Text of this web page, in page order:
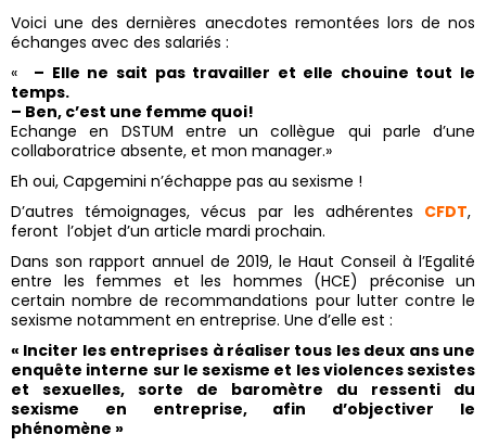
Voici une des dernières anecdotes remontées lors de nos
échanges avec des salariés :
« – Elle ne sait pas travailler et elle chouine tout le
temps.
– Ben, c’est une femme quoi!
Echange en DSTUM entre un collègue qui parle d’une
collaboratrice absente, et mon manager.»
Eh oui, Capgemini n’échappe pas au sexisme !
D’autres témoignages, vécus par les adhérentes CFDT,
feront l’objet d’un article mardi prochain.
Dans son rapport annuel de 2019, le Haut Conseil à l’Egalité
entre les femmes et les hommes (HCE) préconise un
certain nombre de recommandations pour lutter contre le
sexisme notamment en entreprise. Une d’elle est :
« Inciter les entreprises à réaliser tous les deux ans une
enquête interne sur le sexisme et les violences sexistes
et sexuelles, sorte de baromètre du ressenti du
sexisme en entreprise, afin d’objectiver le
phénomène »